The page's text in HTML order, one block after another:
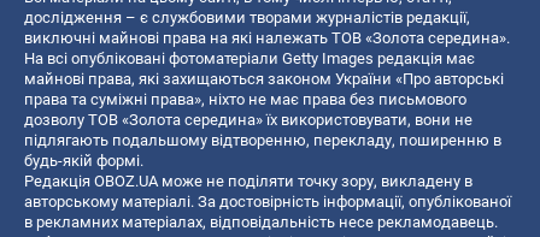
дослідження – є службовими творами журналістів редакції,
виключні майнові права на які належать ТОВ «Золота середина».
На всі опубліковані фотоматеріали Getty Images редакція має
майнові права, які захищаються законом України «Про авторські
права та суміжні права», ніхто не має права без письмового
дозволу ТОВ «Золота середина» їх використовувати, вони не
підлягають подальшому відтворенню, перекладу, поширенню в
будь-якій формі.
Редакція OBOZ.UA може не поділяти точку зору, викладену в
авторському матеріалі. За достовірність інформації, опублікованої
в рекламних матеріалах, відповідальність несе рекламодавець.